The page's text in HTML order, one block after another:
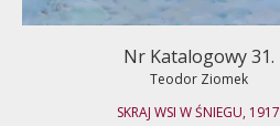
Nr Katalogowy 31.
Teodor Ziomek
SKRAJ WSI W ŚNIEGU, 1917